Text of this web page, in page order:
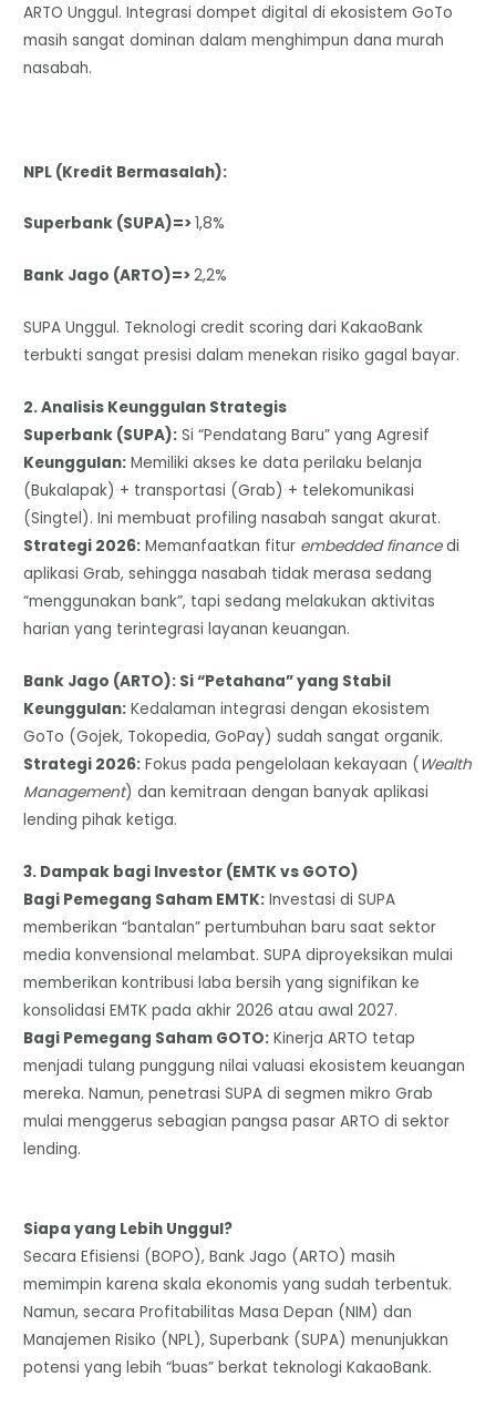
ARTO Unggul. Integrasi dompet digital di ekosistem GoTo
masih sangat dominan dalam menghimpun dana murah
nasabah.
NPL (Kredit Bermasalah):
Superbank (SUPA)=>1,8%
Bank Jago (ARTO)=>2,2%
SUPA Unggul. Teknologi credit scoring dari KakaoBank
terbukti sangat presisi dalam menekan risiko gagal bayar.
2. Analisis Keunggulan Strategis
​Superbank (SUPA): Si “Pendatang Baru” yang Agresif
​Keunggulan: Memiliki akses ke data perilaku belanja
(Bukalapak) + transportasi (Grab) + telekomunikasi
(Singtel). Ini membuat profiling nasabah sangat akurat.
​Strategi 2026: Memanfaatkan fitur embedded financedi
aplikasi Grab, sehingga nasabah tidak merasa sedang
“menggunakan bank”, tapi sedang melakukan aktivitas
harian yang terintegrasi layanan keuangan.
​Bank Jago (ARTO): Si “Petahana” yang Stabil
​Keunggulan: Kedalaman integrasi dengan ekosistem
GoTo (Gojek, Tokopedia, GoPay) sudah sangat organik.
​Strategi 2026: Fokus pada pengelolaan kekayaan ( Wealth
Management) dan kemitraan dengan banyak aplikasi
lending pihak ketiga.
3. Dampak bagi Investor (EMTK vs GOTO)
​Bagi Pemegang Saham EMTK: Investasi di SUPA
memberikan “bantalan” pertumbuhan baru saat sektor
media konvensional melambat. SUPA diproyeksikan mulai
memberikan kontribusi laba bersih yang signifikan ke
konsolidasi EMTK pada akhir 2026 atau awal 2027.
​Bagi Pemegang Saham GOTO: Kinerja ARTO tetap
menjadi tulang punggung nilai valuasi ekosistem keuangan
mereka. Namun, penetrasi SUPA di segmen mikro Grab
mulai menggerus sebagian pangsa pasar ARTO di sektor
lending.
Siapa yang Lebih Unggul?
​Secara Efisiensi (BOPO), Bank Jago (ARTO) masih
memimpin karena skala ekonomis yang sudah terbentuk.
Namun, secara Profitabilitas Masa Depan (NIM) dan
Manajemen Risiko (NPL), Superbank (SUPA) menunjukkan
potensi yang lebih “buas” berkat teknologi KakaoBank.